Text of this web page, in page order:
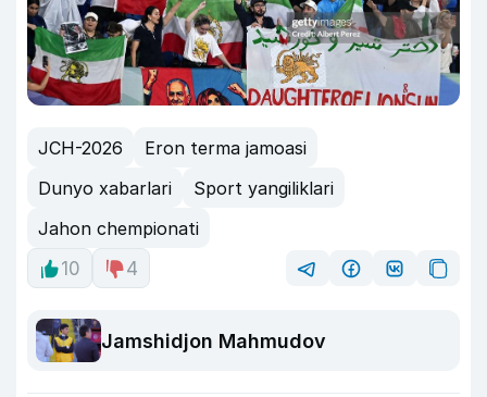
JCH-2026
Eron terma jamoasi
Dunyo xabarlari
Sport yangiliklari
Jahon chempionati
10
4
Jamshidjon Mahmudov